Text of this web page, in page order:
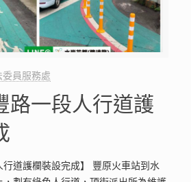
委員服務處
路一段人行道護
行道護欄裝設完成】 豐原火車站到水